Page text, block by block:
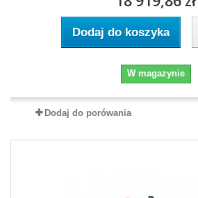
Dodaj do koszyka
W magazynie
Dodaj do porówania